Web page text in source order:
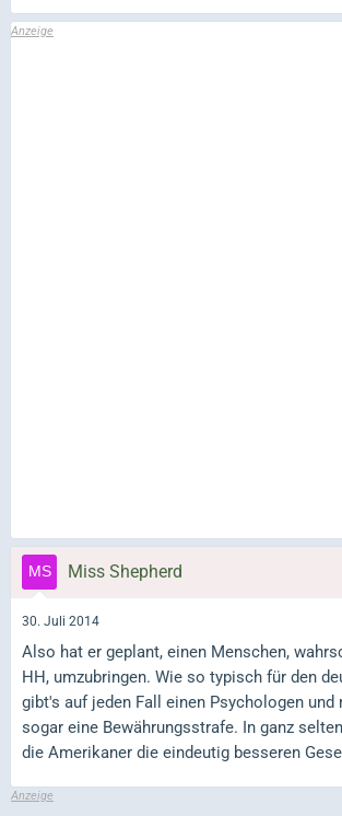
Miss Shepherd
30. Juli 2014
Also hat er geplant, einen Menschen,
HH, umzubringen. Wie so typisch für den
gibt's auf jeden Fall einen Psychologen und
sogar eine Bewährungsstrafe. In ganz
die Amerikaner die eindeutig besseren